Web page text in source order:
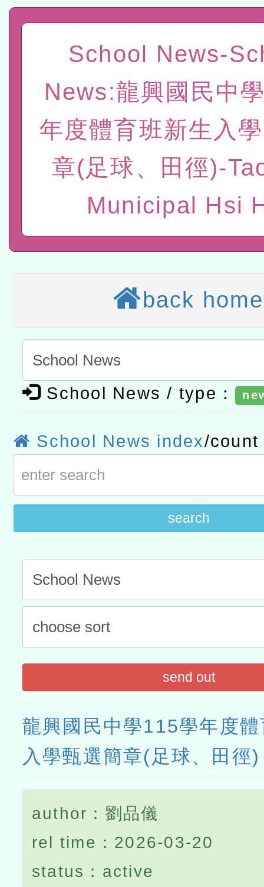
程
A3數位素養講師名單
「數位內容與教學軟體線
赴陸應申請許可一案
轉知經濟部水利署委託財
研究院辦理「115年表揚
位及節水達人選拔活動」
115年8月22日(星期六)辦
市孔廟祈福系列活動—儒
2026年桃園地景藝術節教
結果公告(無人報名，續辦
適應運動共學行動站研習
本館辦理115年度閱讀磐
讀推動專業研習
科技賦能─人工智慧(AI)工
A3數位素養講師名單
「數位內容與教學軟體線
t」
有關大陸委員會函釋公務
赴陸應申請許可一案
轉知經濟部水利署委託財
位及節水達人選拔活動」
市孔廟祈福系列活動—儒
航」
2026年桃園地景藝術節教
School News-
News:龍興國民中
年度體育班新生入
章(足球、田徑)-
Municipal Hsi
back home
School News / type：
School News index/count
search
send out
龍興國民中學115學年度
入學甄選簡章(足球、田徑)
author：劉品儀
rel time：2026-03-20
status：active